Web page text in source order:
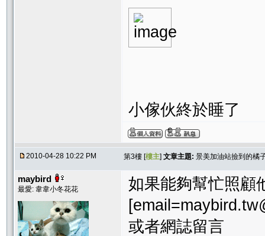
小傢伙終於睡了
2010-04-28 10:22 PM 第3樓 [樓主] 文章主題: 景美加油站撿到的橘
maybird
最愛: 韋韋小冬花花
如果能夠幫忙照顧
或者網誌留言